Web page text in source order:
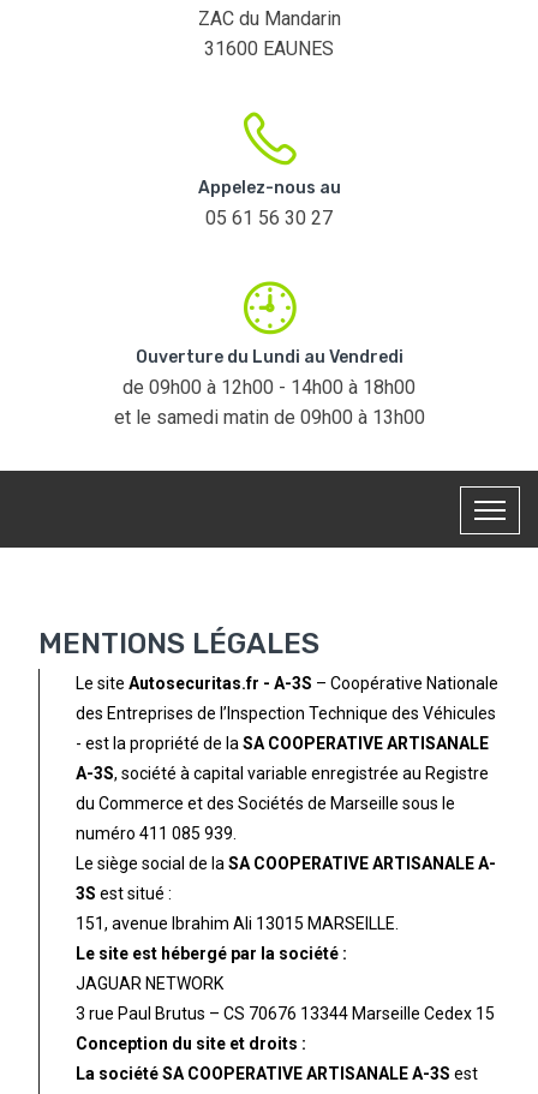
ZAC du Mandarin
31600 EAUNES
Appelez-nous au
05 61 56 30 27
Ouverture du Lundi au Vendredi
de 09h00 à 12h00 - 14h00 à 18h00
et le samedi matin de 09h00 à 13h00
MENTIONS LÉGALES
Le siteAutosecuritas.fr - A-3S – Coopérative Nationale
des Entreprises de l’Inspection Technique des Véhicules
- est la propriété de laSA COOPERATIVE ARTISANALE
A-3S, société à capital variable enregistrée au Registre
du Commerce et des Sociétés de Marseille sous le
numéro 411 085 939.
Le siège social de laSA COOPERATIVE ARTISANALE A-
3S est situé :
151, avenue Ibrahim Ali 13015 MARSEILLE.
Le site est hébergé par la société :
JAGUAR NETWORK
3 rue Paul Brutus – CS 70676 13344 Marseille Cedex 15
Conception du site et droits :
La société SA COOPERATIVE ARTISANALE A-3S est